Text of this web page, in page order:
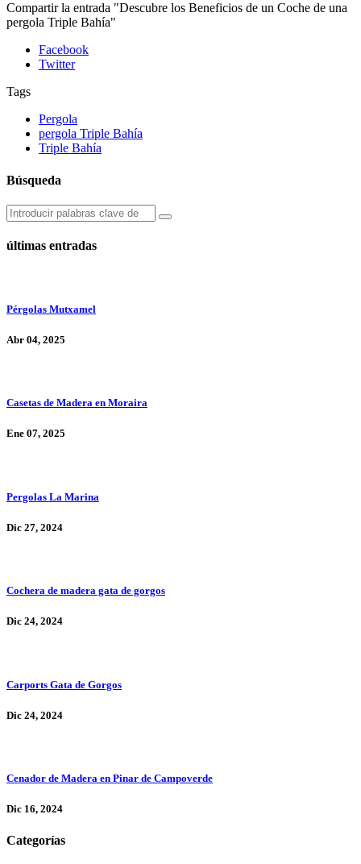
Compartir la entrada "Descubre los Beneficios de un Coche de una
pergola Triple Bahía"
Facebook
Twitter
Tags
Pergola
pergola Triple Bahía
Triple Bahía
Búsqueda
últimas entradas
Pérgolas Mutxamel
Abr 04, 2025
Casetas de Madera en Moraira
Ene 07, 2025
Pergolas La Marina
Dic 27, 2024
Cochera de madera gata de gorgos
Dic 24, 2024
Carports Gata de Gorgos
Dic 24, 2024
Cenador de Madera en Pinar de Campoverde
Dic 16, 2024
Categorías